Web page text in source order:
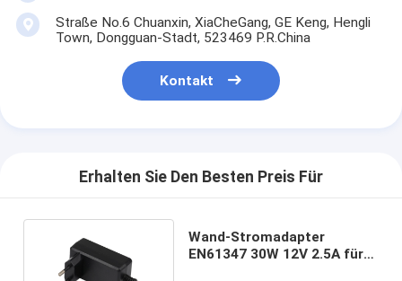
Straße No.6 Chuanxin, XiaCheGang, GE Keng, Hengli
Town, Dongguan-Stadt, 523469 P.R.China
Kontakt
Erhalten Sie Den Besten Preis Für
Wand-Stromadapter
EN61347 30W 12V 2.5A für